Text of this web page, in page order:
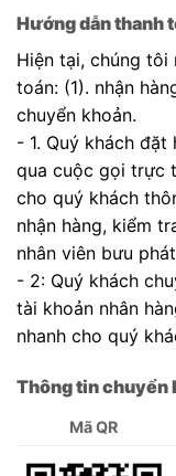
Hướng dẫn thanh
Hiện tại, chúng
toán: (1). nhận
chuyển khoản.
- 1. Quý khách
qua cuộc gọi trực
cho quý khách
nhận hàng, kiểm
nhân viên bưu
- 2: Quý khách
tài khoản nhân
nhanh cho quý
Thông tin chuyển
Mã QR